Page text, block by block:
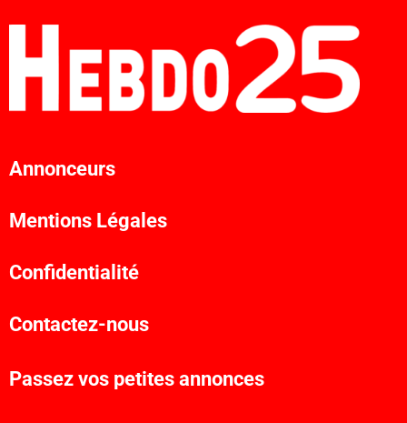
Annonceurs
Mentions Légales
Confidentialité
Contactez-nous
Passez vos petites annonces